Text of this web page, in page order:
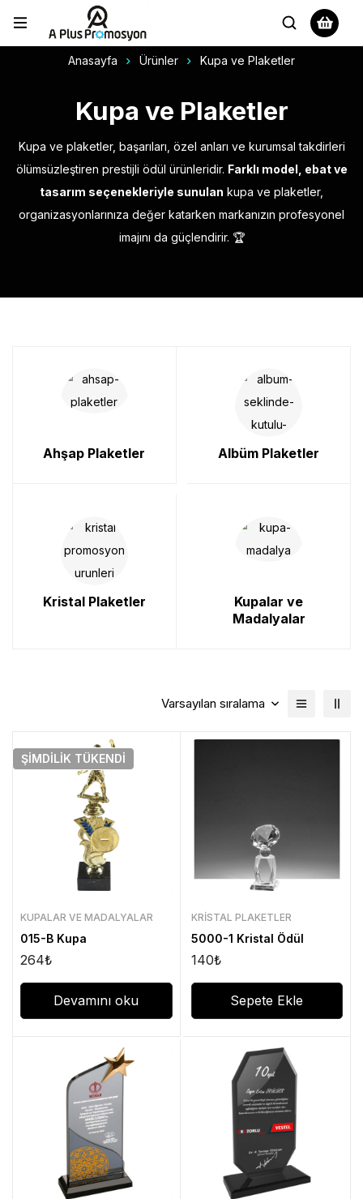
Anasayfa Ürünler Kupa ve Plaketler
Kupa ve Plaketler
Kupa ve plaketler, başarıları, özel anları ve kurumsal takdirleri
ölümsüzleştiren prestijli ödül ürünleridir. Farklı model, ebat ve
tasarım seçenekleriyle sunulan kupa ve plaketler,
organizasyonlarınıza değer katarken markanızın profesyonel
imajını da güçlendirir. 🏆
Ahşap Plaketler Albüm Plaketler
Kristal Plaketler
Kupalar ve
Madalyalar
Varsayılan sıralama
ŞIMDILIK TÜKENDI
KUPALAR VE MADALYALAR
015-B Kupa
264₺
Devamını oku
KRISTAL PLAKETLER
5000-1 Kristal Ödül
140₺
Sepete Ekle